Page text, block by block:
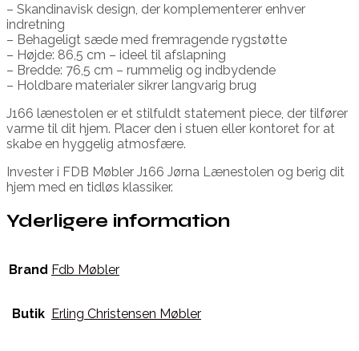
– Skandinavisk design, der komplementerer enhver
indretning
– Behageligt sæde med fremragende rygstøtte
– Højde: 86,5 cm – ideel til afslapning
– Bredde: 76,5 cm – rummelig og indbydende
– Holdbare materialer sikrer langvarig brug
J166 lænestolen er et stilfuldt statement piece, der tilfører
varme til dit hjem. Placer den i stuen eller kontoret for at
skabe en hyggelig atmosfære.
Invester i FDB Møbler J166 Jørna Lænestolen og berig dit
hjem med en tidløs klassiker.
Yderligere information
Brand Fdb Møbler
Butik Erling Christensen Møbler